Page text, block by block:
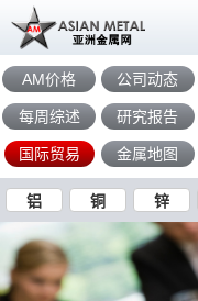
AM价格 公司动态
每周综述 研究报告
国际贸易 金属地图
铝 铜 锌